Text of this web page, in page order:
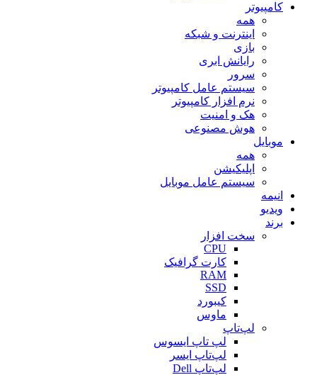
کامپیوتر
همه
اینترنت و شبکه
بازی
رایانش ابری
سرور
سیستم عامل کامپیوتر
نرم افزار کامپیوتر
هک و امنیت
هوش مصنوعی
موبایل
همه
اپلیکیشن
سیستم عامل موبایل
انیمه
ویدیو
برند
سخت افزار
CPU
کارت گرافیک
RAM
SSD
کیبورد
ماوس
لپ‌تاپ
لپ تاپ ایسوس
لپ‌تاپ ایسر
لپ‌تاپ Dell